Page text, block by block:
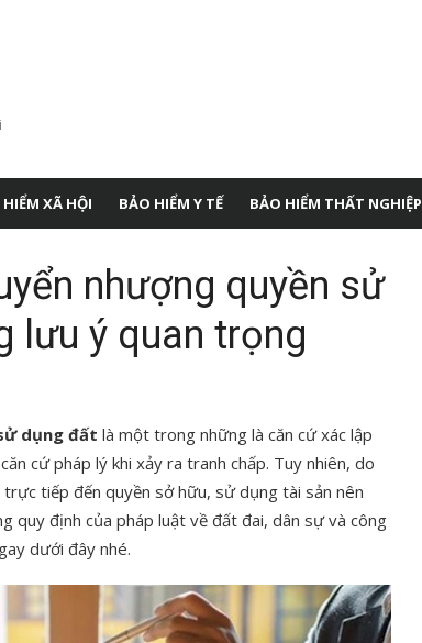
XÃ HỘI BẢO HIỂM Y TẾ BẢO HIỂM THẤT NGHIỆP
nhượng quyền sử
lưu ý quan trọng
dụng đất là một trong những là căn cứ xác lập
cứ pháp lý khi xảy ra tranh chấp. Tuy nhiên, do
tiếp đến quyền sở hữu, sử dụng tài sản nên
quy định của pháp luật về đất đai, dân sự và công
dưới đây nhé.